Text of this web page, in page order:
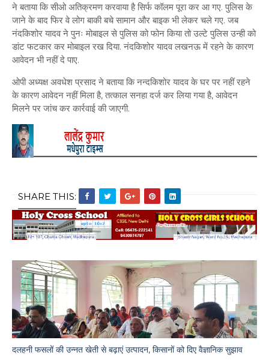
ने बताया कि सीओ अतिक्रमण करवाया है सिर्फ कॉलम पूरा कर आ गए. पुलिस के
जाने के बाद फिर वे लोग बाकी बचे सामान और बाइक भी लेकर चले गए. जब
नंदकिशोर यादव ने पुनः मोबाइल से पुलिस को फोन किया तो उल्टे पुलिस उन्ही को
डांट फटकार कर मोबाइल रख दिया. नंदकिशोर यादव लखनऊ में रहने के कारण
आवेदन भी नहीं दे पाए.
ओपी अध्यक्ष अवधेश प्रसाद ने बताया कि नन्दकिशोर यादव के घर पर नहीं रहने
के कारण आवेदन नहीं मिला है, तत्काल सनहा दर्ज कर लिया गया है, आवेदन
मिलने पर जांच कर कार्रवाई की जाएगी.
SHARE THIS:
दलहनी फसलों की उन्नत खेती से बढ़ाएं उत्पादन, किसानों को दिए वैज्ञानिक सुझाव